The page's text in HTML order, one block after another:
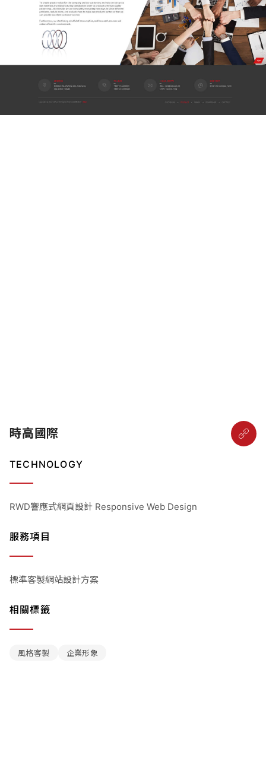
時高國際
TECHNOLOGY
RWD響應式網頁設計 Responsive Web Design
服務項目
標準客製網站設計方案
相關標籤
風格客製 企業形象